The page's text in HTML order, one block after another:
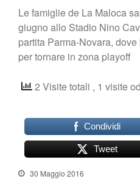
Le famiglie de La Maloca
giugno allo Stadio Nino
partita Parma-Novara,
per tornare in zona playoff
2 Visite totali , 1 visite
Condividi
Tweet
30 Maggio 2016